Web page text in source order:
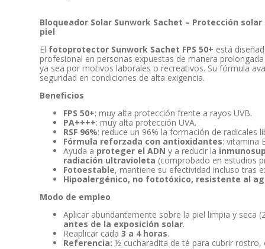
Bloqueador Solar Sunwork Sachet – Protección
piel
El fotoprotector Sunwork Sachet FPS 50+ está
profesional en personas expuestas de manera
ya sea por motivos laborales o recreativos. Su fórmula
seguridad en condiciones de alta exigencia.
Beneficios
FPS 50+: muy alta protección frente a rayos UVB.
PA++++: muy alta protección UVA.
RSF 96%: reduce un 96% la formación de radicales
Fórmula reforzada con antioxidantes: vitamina
Ayuda a proteger el ADN y a reducir la
radiación ultravioleta (comprobado en estudios
Fotoestable, mantiene su efectividad incluso tras
Hipoalergénico, no fototóxico, resistente al
Modo de empleo
Aplicar abundantemente sobre la piel limpia y seca
antes de la exposición solar.
Reaplicar cada3 a 4 horas.
Referencia: ½ cucharadita de té para cubrir rostro,